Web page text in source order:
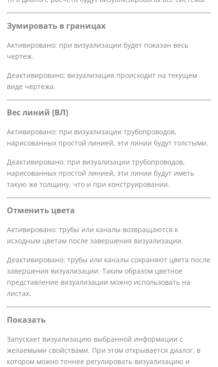
Зумировать в границах
Активировано: при визуализации будет показан весь
чертеж.
Деактивировано: визуализация происходит на текущем
виде чертежа.
Вес линий (ВЛ)
Активировано: при визуализации трубопроводов,
нарисованных простой линией, эти линии будут толстыми.
Деактивировано: при визуализации трубопроводов,
нарисованных простой линией, эти линии будут иметь
такую же толщину, что и при конструировании.
Отменить цвета
Активировано: трубы или каналы возвращаются к
исходным цветам после завершения визуализации.
Деактивировано: трубы или каналы сохраняют цвета после
завершения визуализации. Таким образом цветное
представление визуализации можно использовать на
листах.
Показать
Запускает визуализацию выбранной информации с
желаемыми свойствами. При этом открывается диалог, в
котором можно точнее регулировать визуализацию и